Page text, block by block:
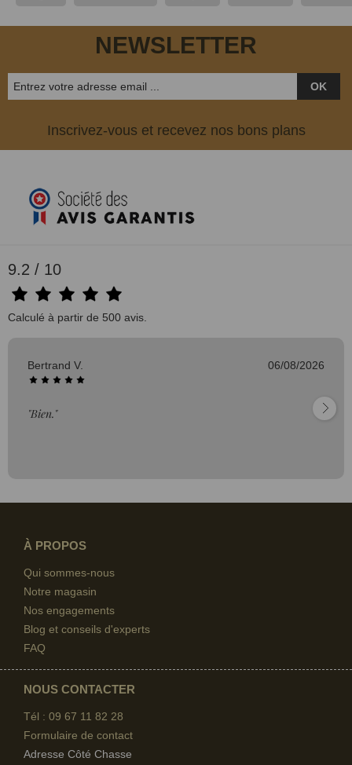
NEWSLETTER
OK
Inscrivez-vous et recevez nos bons plans
9.2 / 10
Calculé à partir de 500 avis.
Bertrand V. 06/08/2026
"Bien."
À PROPOS
Qui sommes-nous
Notre magasin
Nos engagements
Blog et conseils d'experts
FAQ
NOUS CONTACTER
Tél : 09 67 11 82 28
Formulaire de contact
Adresse Côté Chasse